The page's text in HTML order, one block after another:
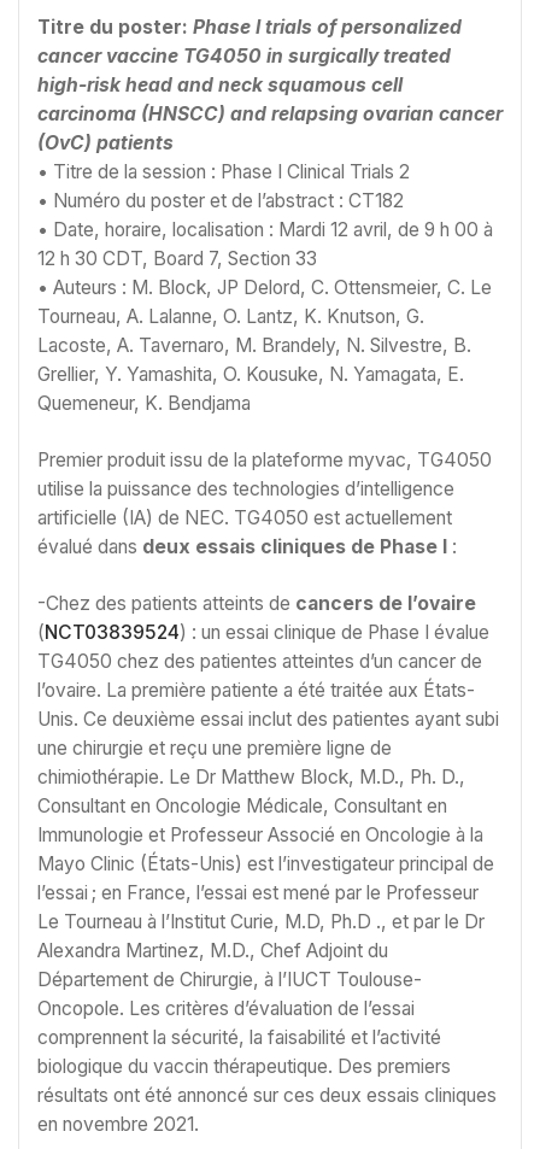
Titre du poster: Phase I trials of personalized
cancer vaccine TG4050 in surgically treated
high-risk head and neck squamous cell
carcinoma (HNSCC) and relapsing ovarian cancer
(OvC) patients
• Titre de la session : Phase I Clinical Trials 2
• Numéro du poster et de l’abstract : CT182
• Date, horaire, localisation : Mardi 12 avril, de 9 h 00 à
12 h 30 CDT, Board 7, Section 33
• Auteurs : M. Block, JP Delord, C. Ottensmeier, C. Le
Tourneau, A. Lalanne, O. Lantz, K. Knutson, G.
Lacoste, A. Tavernaro, M. Brandely, N. Silvestre, B.
Grellier, Y. Yamashita, O. Kousuke, N. Yamagata, E.
Quemeneur, K. Bendjama
Premier produit issu de la plateforme myvac, TG4050
utilise la puissance des technologies d’intelligence
artificielle (IA) de NEC. TG4050 est actuellement
évalué dans deux essais cliniques de Phase I :
-Chez des patients atteints de cancers de l’ovaire
(NCT03839524) : un essai clinique de Phase I évalue
TG4050 chez des patientes atteintes d’un cancer de
l’ovaire. La première patiente a été traitée aux États-
Unis. Ce deuxième essai inclut des patientes ayant subi
une chirurgie et reçu une première ligne de
chimiothérapie. Le Dr Matthew Block, M.D., Ph. D.,
Consultant en Oncologie Médicale, Consultant en
Immunologie et Professeur Associé en Oncologie à la
Mayo Clinic (États-Unis) est l’investigateur principal de
l’essai ; en France, l’essai est mené par le Professeur
Le Tourneau à l’Institut Curie, M.D, Ph.D ., et par le Dr
Alexandra Martinez, M.D., Chef Adjoint du
Département de Chirurgie, à l’IUCT Toulouse-
Oncopole. Les critères d’évaluation de l’essai
comprennent la sécurité, la faisabilité et l’activité
biologique du vaccin thérapeutique. Des premiers
résultats ont été annoncé sur ces deux essais cliniques
en novembre 2021.